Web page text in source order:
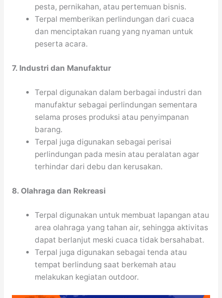
pesta, pernikahan, atau pertemuan bisnis.
Terpal memberikan perlindungan dari cuaca
dan menciptakan ruang yang nyaman untuk
peserta acara.
7. Industri dan Manufaktur
Terpal digunakan dalam berbagai industri dan
manufaktur sebagai perlindungan sementara
selama proses produksi atau penyimpanan
barang.
Terpal juga digunakan sebagai perisai
perlindungan pada mesin atau peralatan agar
terhindar dari debu dan kerusakan.
8. Olahraga dan Rekreasi
Terpal digunakan untuk membuat lapangan atau
area olahraga yang tahan air, sehingga aktivitas
dapat berlanjut meski cuaca tidak bersahabat.
Terpal juga digunakan sebagai tenda atau
tempat berlindung saat berkemah atau
melakukan kegiatan outdoor.